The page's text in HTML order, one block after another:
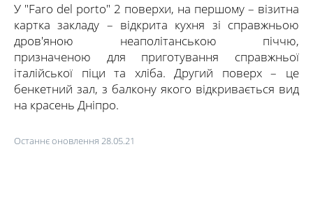
У "Faro del porto" 2 поверхи, на першому – візитна
картка закладу – відкрита кухня зі справжньою
дров'яною неаполітанською піччю,
призначеною для приготування справжньої
італійської піци та хліба. Другий поверх – це
бенкетний зал, з балкону якого відкривається вид
на красень Дніпро.
Останнє оновлення 28.05.21